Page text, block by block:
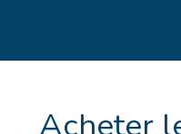
Acheter